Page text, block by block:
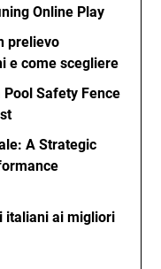
Online Play
prelievo
e come scegliere
Safety Fence
A Strategic
italiani ai migliori